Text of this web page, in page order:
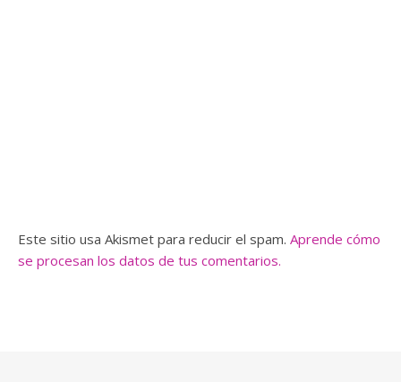
Este sitio usa Akismet para reducir el spam. Aprende cómo
se procesan los datos de tus comentarios.